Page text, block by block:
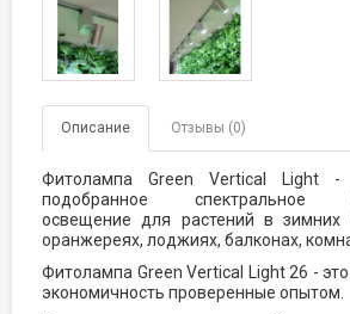
Описание Отзывы (0)
Фитолампа Green Vertical Light -
подобранное спектральное
освещение для растений в зимних
оранжереях, лоджиях, балконах,
Фитолампа Green Vertical Light26 -
экономичность проверенные опытом.